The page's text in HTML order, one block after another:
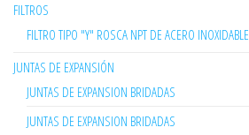
FILTROS
FILTRO TIPO "Y" ROSCA NPT DE ACERO INOXIDABLE
JUNTAS DE EXPANSIÓN
JUNTAS DE EXPANSION BRIDADAS
JUNTAS DE EXPANSION BRIDADAS